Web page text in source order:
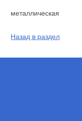
металлическая
Назад в раздел